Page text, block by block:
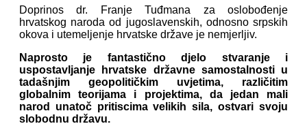
Doprinos dr. Franje Tuđmana za oslobođenje
hrvatskog naroda od jugoslavenskih, odnosno srpskih
okova i utemeljenje hrvatske države je nemjerljiv.
Naprosto je fantastično djelo stvaranje i
uspostavljanje hrvatske državne samostalnosti u
tadašnjim geopolitičkim uvjetima, različitim
globalnim teorijama i projektima, da jedan mali
narod unatoč pritiscima velikih sila, ostvari svoju
slobodnu državu.